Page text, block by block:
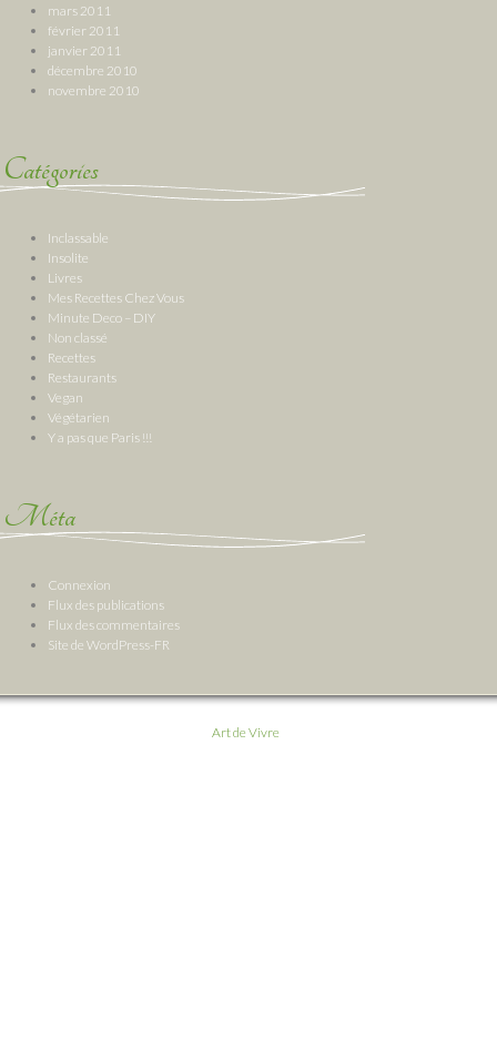
mars 2011
février 2011
janvier 2011
décembre 2010
novembre 2010
Catégories
Inclassable
Insolite
Livres
Mes Recettes Chez Vous
Minute Deco – DIY
Non classé
Recettes
Restaurants
Vegan
Végétarien
Y a pas que Paris !!!
Méta
Connexion
Flux des publications
Flux des commentaires
Site de WordPress-FR
Art de Vivre